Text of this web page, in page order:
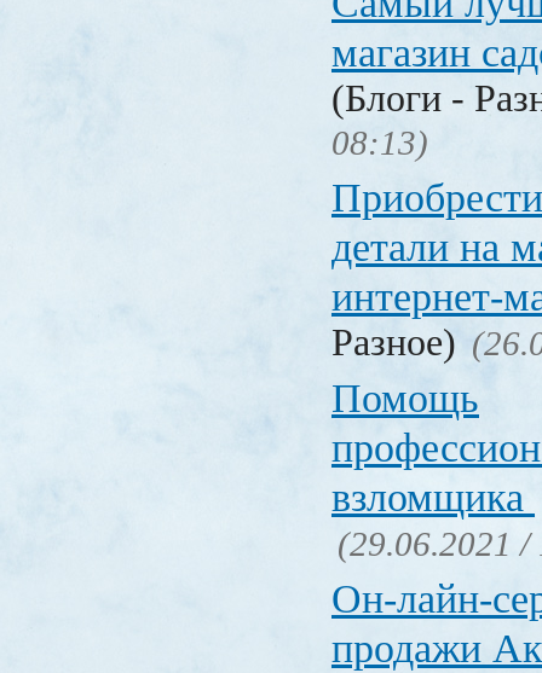
магазин
(Блоги -
08:13)
детали на
интернет-
Разное)
Помощь
взломщика
(29.06.2021 /
Он-лайн-
продажи